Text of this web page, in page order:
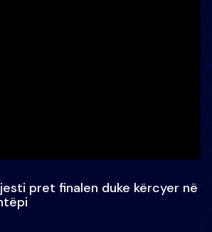
pret finalen duke kërcyer në